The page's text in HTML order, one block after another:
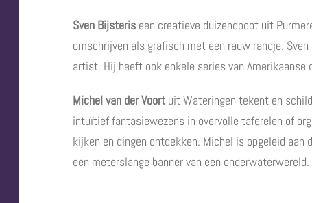
Sven Bijsteris een creatieve duizendpoot uit
omschrijven als grafisch met een rauw randje.
artist. Hij heeft ook enkele series van
Michel van der Voort uit Wateringen tekent en
intuïtief fantasiewezens in overvolle taferelen of
kijken en dingen ontdekken. Michel is opgeleid
een meterslange banner van een onderwaterwereld.